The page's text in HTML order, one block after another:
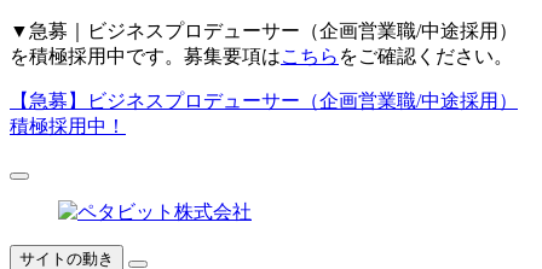
▼ 急募｜ビジネスプロデューサー（企画営業職/中途採用）
を積極採用中です。募集要項はこちら をご確認ください。
【急募】
ビジネスプロデューサー（企画営業職/中途採用）
積極採用中！
サイトの動き